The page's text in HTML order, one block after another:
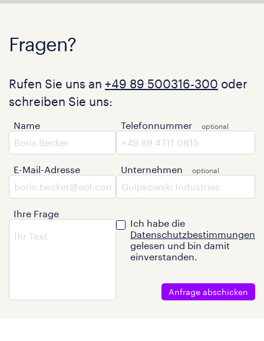
Fragen?
Rufen Sie uns an +49 89 500316-300 oder
schreiben Sie uns:
Name
E-Mail-Adresse
Ihre Frage
Telefonnummer
Unternehmen
Ich habe die
Datenschutzbestimmungen
gelesen und bin damit
einverstanden.
Anfrage abschicken